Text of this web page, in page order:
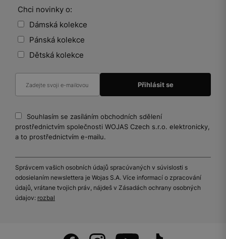
Chci novinky o:
Dámská kolekce
Pánská kolekce
Dětská kolekce
Souhlasím se zasíláním obchodních sdělení
prostřednictvím společnosti WOJAS Czech s.r.o. elektronicky,
a to prostřednictvím e-mailu.
Správcem vašich osobních údajů spracúvaných v súvislosti s
odosielaním newslettera je Wojas S.A. Více informací o zpracování
údajů, vrátane tvojich práv, nájdeš v Zásadách ochrany osobných
údajov: rozbal